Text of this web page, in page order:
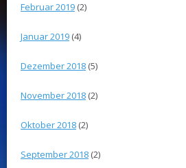
Februar 2019 (2)
Januar 2019 (4)
Dezember 2018 (5)
November 2018 (2)
Oktober 2018 (2)
September 2018 (2)